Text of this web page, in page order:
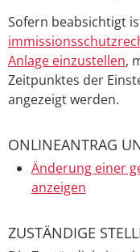
Sofern beabsichtigt
Anlage einzustellen,
Zeitpunktes der
angezeigt werden.
ONLINEANTRAG
Änderung einer
anzeigen
ZUSTÄNDIGE